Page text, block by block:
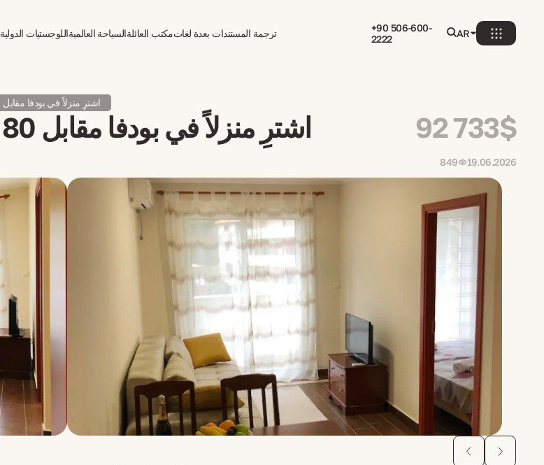
اللوجستيات الدوليةالسياحة العالميةمكتب العائلةترجمة المستندات بعدة لغات
+90 506-600-
2222
AR
اشترِ منزلاً في بودفا مقابل 80 ألف يورو ✅ العقارات في مونتينيغرو
اشترِ منزلاً في بودفا مقابل 80 ألف يورو ✅ العقارات في مونتينيغرو 92 733$
849 19.06.2026